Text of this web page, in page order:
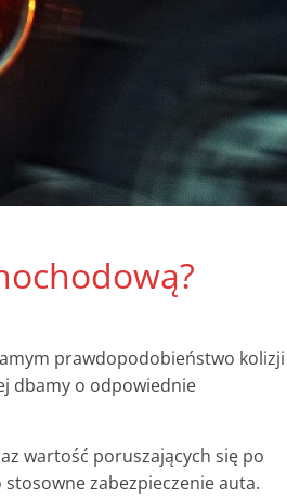
prawdopodobieństwo kolizji
dbamy o odpowiednie
wartość poruszających się po
zabezpieczenie auta.